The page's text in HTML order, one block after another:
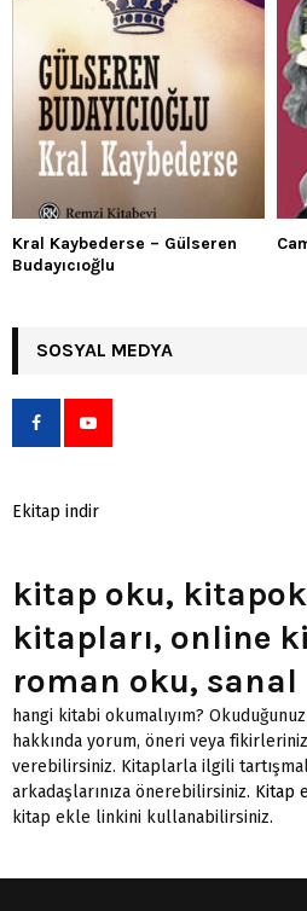
Kral Kaybederse – Gülseren
Budayıcıoğlu
SOSYAL MEDYA
Ekitap indir
kitap oku,
kitapları, online
roman oku,
hangi kitabi okumalıyım?
hakkında yorum, öneri veya
verebilirsiniz. Kitaplarla ilgili
arkadaşlarınıza önerebilirsiniz. Kitap
kitap ekle linkini kullanabilirsiniz.